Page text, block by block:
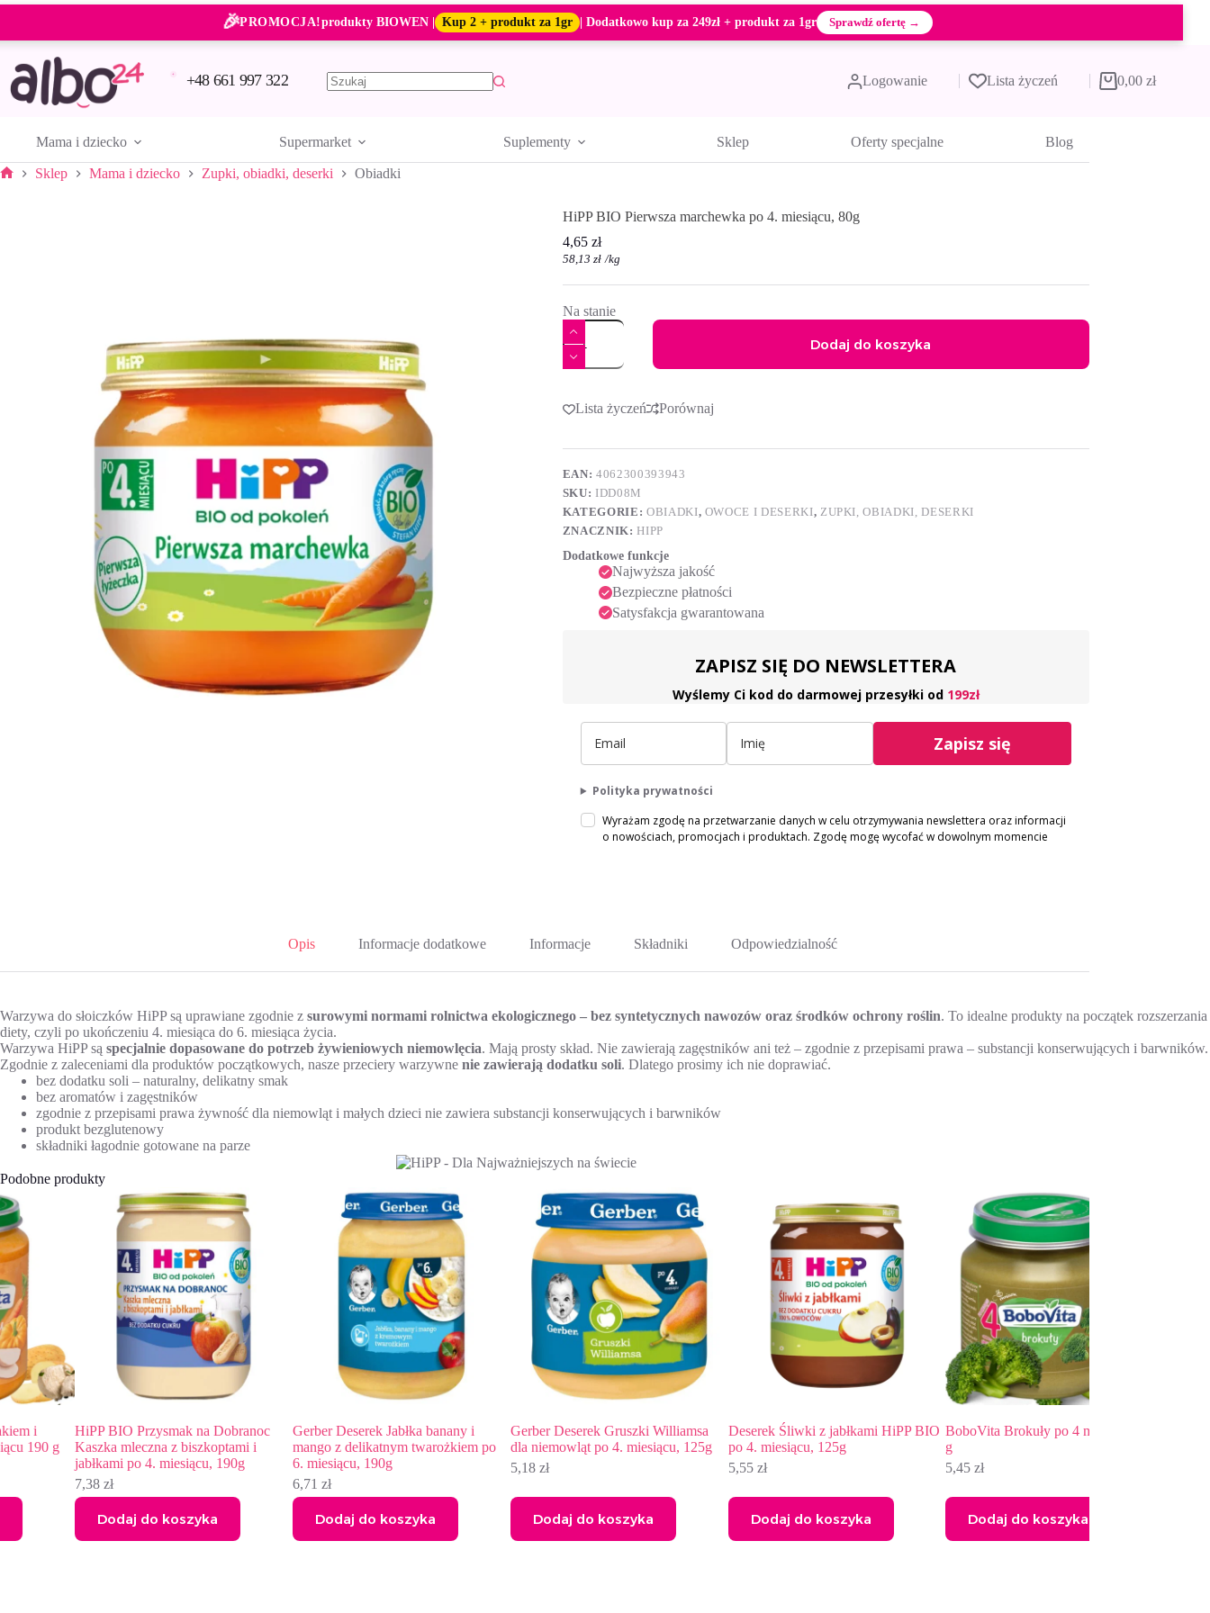
Przejdź
treści
🎉PROMOCJA!produkty BIOWEN | Kup 2 + produkt za 1gr | Dodatkowo kup za 249zł + produkt za 1gr Sprawdź ofertę →
+48 661 997 322 Logowanie Lista życzeń Koszyk
0,00 zł
Mama i dziecko Supermarket Suplementy Sklep Oferty specjalne Blog
Sklep Mama i dziecko Zupki, obiadki, deserki Obiadki
HiPP BIO Pierwsza marchewka po 4. miesiącu, 80g
4,65 zł
58,13 zł /kg
Na stanie
ilość
HiPP
BIO
Pierwsza
po
4.
80g
Dodaj do koszyka
t
a
t
i
v
e
:
Lista życzeń Porównaj
EAN:4062300393943
SKU: IDD08M
KATEGORIE: OBIADKI, OWOCE I DESERKI, ZUPKI, OBIADKI, DESERKI
ZNACZNIK:HIPP
Dodatkowe funkcje
Najwyższa jakość
Bezpieczne płatności
Satysfakcja gwarantowana
ZAPISZ SIĘ DO NEWSLETTERA
Wyślemy Ci kod do darmowej przesyłki od 199zł
Zapisz się
Polityka prywatności
Wyrażam zgodę na przetwarzanie danych w celu otrzymywania newslettera oraz informacji
o nowościach, promocjach i produktach. Zgodę mogę wycofać w dowolnym momencie
Opis Informacje dodatkowe Informacje Składniki Odpowiedzialność
Warzywa do słoiczków HiPP są uprawiane zgodnie z surowymi normami rolnictwa ekologicznego – bez syntetycznych nawozów oraz środków ochrony roślin. To idealne produkty na początek rozszerzania
diety, czyli po ukończeniu 4. miesiąca do 6. miesiąca życia.
Warzywa HiPP są specjalnie dopasowane do potrzeb żywieniowych niemowlęcia. Mają prosty skład. Nie zawierają zagęstników ani też – zgodnie z przepisami prawa – substancji konserwujących i barwników.
Zgodnie z zaleceniami dla produktów początkowych, nasze przeciery warzywne nie zawierają dodatku soli. Dlatego prosimy ich nie doprawiać.
bez dodatku soli – naturalny, delikatny smak
bez aromatów i zagęstników
zgodnie z przepisami prawa żywność dla niemowląt i małych dzieci nie zawiera substancji konserwujących i barwników
produkt bezglutenowy
składniki łagodnie gotowane na parze
Podobne produkty
HiPP BIO Przysmak na Dobranoc
Kaszka mleczna z biszkoptami i
jabłkami po 4. miesiącu, 190g
Dodaj do koszyka
Gerber Deserek Jabłka banany i
mango z delikatnym twarożkiem po
6. miesiącu, 190g
Dodaj do koszyka
Gerber Deserek Gruszki Williamsa
dla niemowląt po 4. miesiącu, 125g
Dodaj do koszyka
Deserek Śliwki z jabłkami HiPP BIO
po 4. miesiącu, 125g
Dodaj do koszyka
BoboVita Brokuły po 4 miesiącu 125
Dodaj do koszyka